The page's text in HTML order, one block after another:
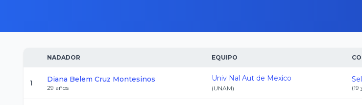
NADADOR EQUIPO
1 Diana Belem Cruz Montesinos
29 años
Univ Nal Aut de Mexico
(UNAM) (19